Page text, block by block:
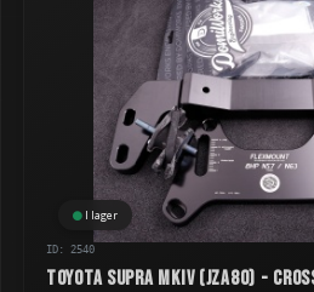
I lager
ID: 2540
Toyota Supra MKIV (JZA80) -